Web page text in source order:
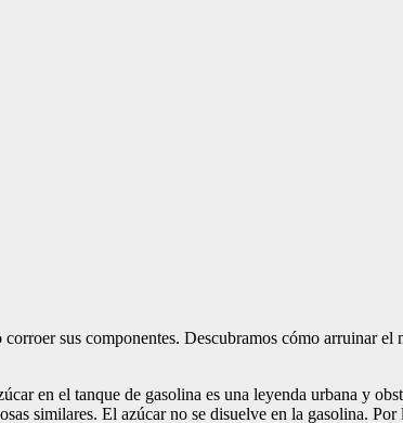
sus componentes. Descubramos cómo arruinar el
en el tanque de gasolina es una leyenda urbana y
similares. El azúcar no se disuelve en la gasolina.